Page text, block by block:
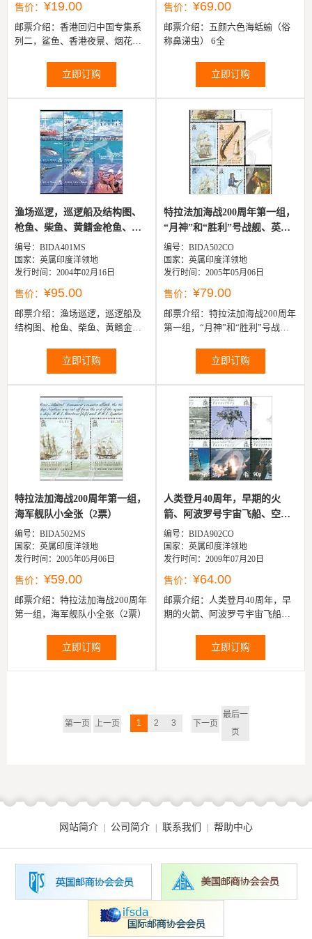
售价： ¥19.00
邮票介绍： 香港回归中国专集系
列二，鲨鱼、香港夜景、烟花及
立即订购
售价： ¥69.00
邮票介绍： 五颜六色海蛞蝓（俗
称鼻涕虫） 6全
立即订购
渔场巡逻，巡逻船及结构图、
枪鱼、柴鱼、黄鳍金枪鱼、旗
鱼、...
编号：BIDA401MS
国家：英属印度洋领地
发行时间：2004年02月16日
售价： ¥95.00
邮票介绍： 渔场巡逻，巡逻船及
结构图、枪鱼、柴鱼、黄鳍金枪
立即订购
特拉法加海战200周年第一组，
“月神”和“胜利”号战舰、英
军...
编号：BIDA502CO
国家：英属印度洋领地
发行时间：2005年05月06日
售价： ¥79.00
邮票介绍： 特拉法加海战200周年
第一组，“月神”和“胜利”号战
将纳尔逊戎装像等6全
立即订购
特拉法加海战200周年第一组，
海军舰队小全张（2票）
编号：BIDA502MS
国家：英属印度洋领地
发行时间：2005年05月06日
售价： ¥59.00
邮票介绍： 特拉法加海战200周年
第一组，海军舰队小全张（2票）
立即订购
人类登月40周年，早期的火
箭、阿波罗号宇宙飞船、空间
转换...
编号：BIDA902CO
国家：英属印度洋领地
发行时间：2009年07月20日
售价： ¥64.00
邮票介绍： 人类登月40周年，早
期的火箭、阿波罗号宇宙飞船、
立即订购
第一页 上一页 1 2 3 下一页
最后一
页
网站简介 公司简介 联系我们 帮助中心